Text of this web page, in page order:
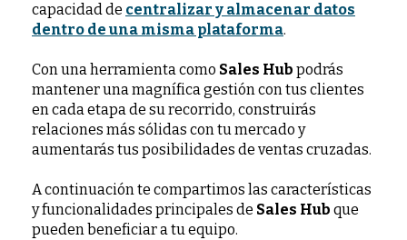
capacidad de centralizar y almacenar datos
dentro de una misma plataforma.
Con una herramienta como Sales Hub podrás
mantener una magnífica gestión con tus clientes
en cada etapa de su recorrido, construirás
relaciones más sólidas con tu mercado y
aumentarás tus posibilidades de ventas cruzadas.
A continuación te compartimos las características
y funcionalidades principales de Sales Hub que
pueden beneficiar a tu equipo.